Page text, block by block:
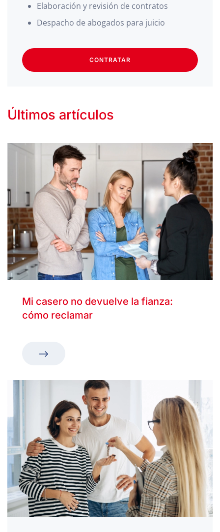
Elaboración y revisión de contratos
Despacho de abogados para juicio
CONTRATAR
Últimos artículos
Mi casero no devuelve la fianza:
cómo reclamar